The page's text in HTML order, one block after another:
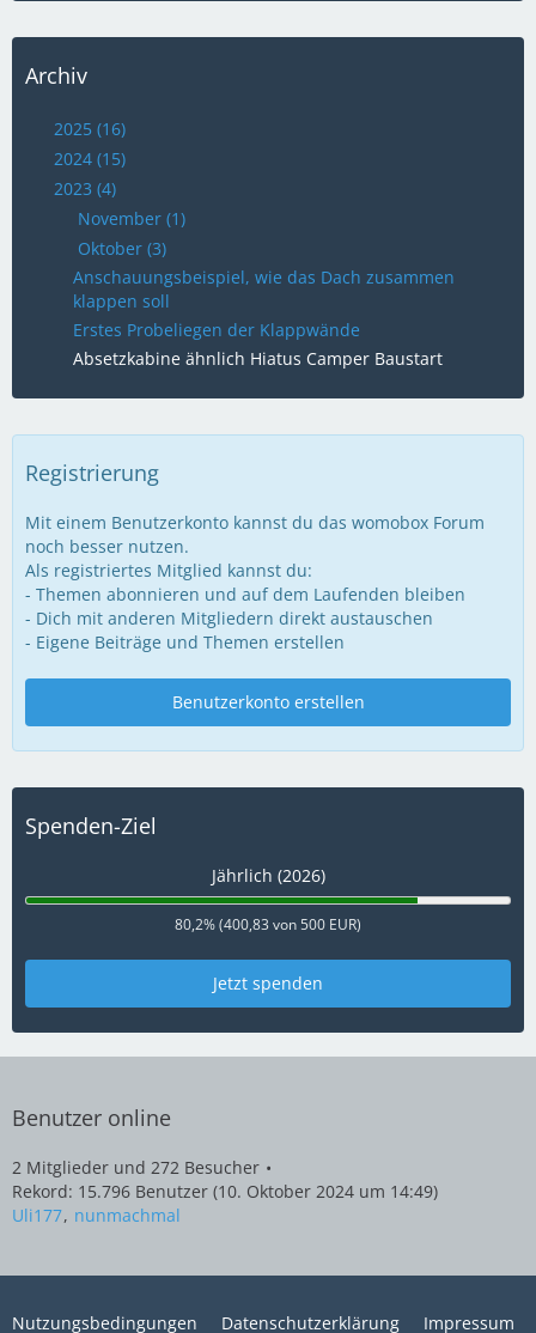
Archiv
2025 (16)
2024 (15)
2023 (4)
November (1)
Oktober (3)
Anschauungsbeispiel, wie das Dach zusammen
klappen soll
Erstes Probeliegen der Klappwände
Absetzkabine ähnlich Hiatus Camper Baustart
Registrierung
Mit einem Benutzerkonto kannst du das womobox Forum
noch besser nutzen.
Als registriertes Mitglied kannst du:
- Themen abonnieren und auf dem Laufenden bleiben
- Dich mit anderen Mitgliedern direkt austauschen
- Eigene Beiträge und Themen erstellen
Benutzerkonto erstellen
Spenden-Ziel
Jährlich (2026)
80,2% (400,83 von 500 EUR)
Jetzt spenden
Benutzer online
2 Mitglieder und 272 Besucher
Rekord: 15.796 Benutzer (10. Oktober 2024 um 14:49)
Uli177 nunmachmal
Nutzungsbedingungen Datenschutzerklärung Impressum